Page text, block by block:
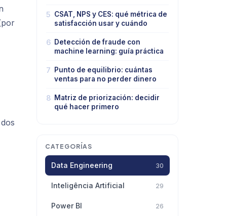
5 CSAT, NPS y CES: qué métrica de
satisfacción usar y cuándo
6 Detección de fraude con
machine learning: guía práctica
7
Punto de equilibrio: cuántas
ventas para no perder dinero
8 Matriz de priorización: decidir
qué hacer primero
CATEGORÍAS
Data Engineering 30
Inteligência Artificial 29
Power BI 26